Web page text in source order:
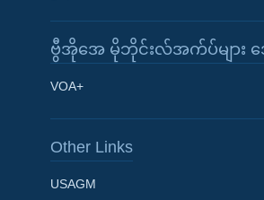
Learning English
ဗွီအိုအေ မိုဘိုင်းလ်အက်ပ်များ
VOA+
Other Links
USAGM